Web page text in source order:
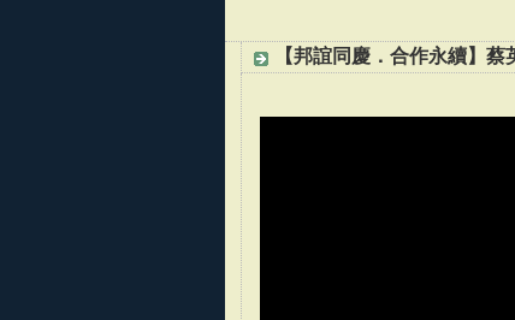
【邦誼同慶．合作永續】